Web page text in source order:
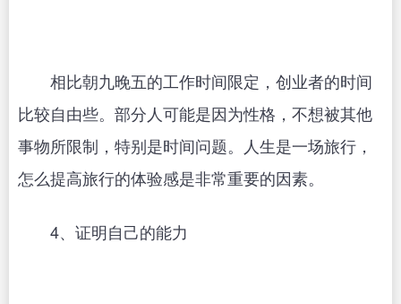
相比朝九晚五的工作时间限定，创业者的时间
比较自由些。部分人可能是因为性格，不想被其他
事物所限制，特别是时间问题。人生是一场旅行，
怎么提高旅行的体验感是非常重要的因素。
4、证明自己的能力